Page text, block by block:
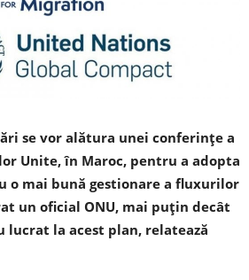
se vor alătura unei conferinţe a
Unite, în Maroc, pentru a adopta
o mai bună gestionare a fluxurilor
un oficial ONU, mai puţin decât
la acest plan, relatează